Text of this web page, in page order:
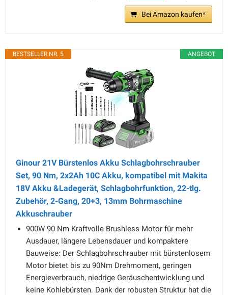
Bei Amazon kaufen*
ANGEBOT
BESTSELLER NR. 5
Ginour 21V Bürstenlos Akku Schlagbohrschrauber
Set, 90 Nm, 2x2Ah 10C Akku, kompatibel mit Makita
18V Akku &Ladegerät, Schlagbohrfunktion, 22-tlg.
Zubehör, 2-Gang, 20+3, 13mm Bohrmaschine
Akkuschrauber
900W-90 Nm Kraftvolle Brushless-Motor für mehr
Ausdauer, längere Lebensdauer und kompaktere
Bauweise: Der Schlagbohrschrauber mit bürstenlosem
Motor bietet bis zu 90Nm Drehmoment, geringen
Energieverbrauch, niedrige Geräuschentwicklung und
keine Kohlebürsten. Dank der robusten Struktur hat die